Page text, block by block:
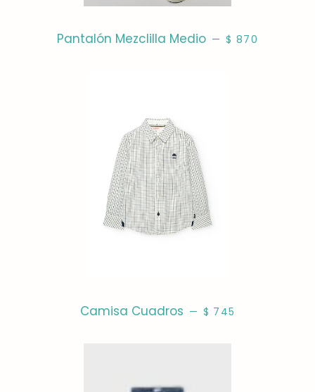
Pantalón Mezclilla Medio — PRECIO
$ 870
Camisa Cuadros — PRECIO HABITUAL
$ 745